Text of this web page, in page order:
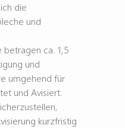
die
und
ca. 1,5
und
umgehend für
und Avisiert.
kurzfristig